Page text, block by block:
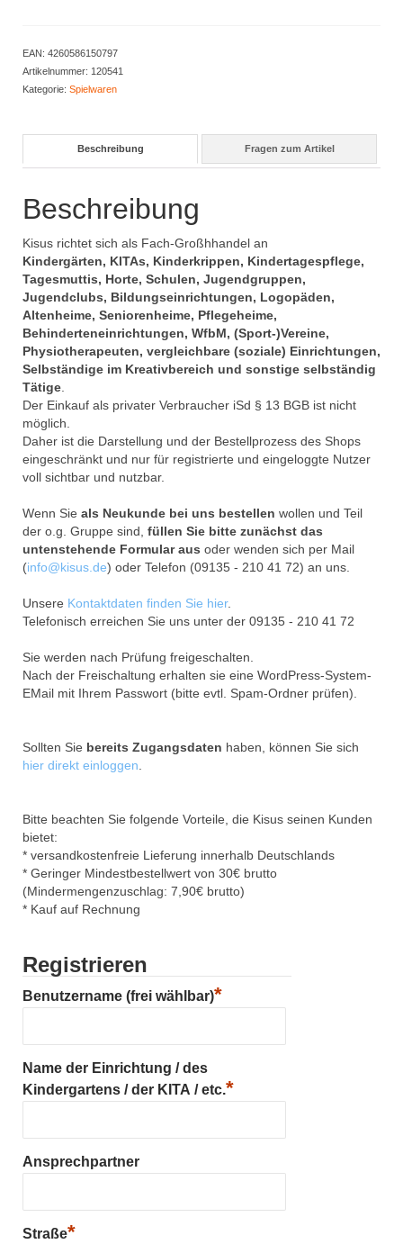
EAN: 4260586150797
Artikelnummer: 120541
Kategorie: Spielwaren
Beschreibung Fragen zum Artikel
Beschreibung
Kisus richtet sich als Fach-Großhhandel an
Kindergärten, KITAs, Kinderkrippen, Kindertagespflege,
Tagesmuttis, Horte, Schulen, Jugendgruppen,
Jugendclubs, Bildungseinrichtungen, Logopäden,
Altenheime, Seniorenheime, Pflegeheime,
Behinderteneinrichtungen, WfbM, (Sport-)Vereine,
Physiotherapeuten, vergleichbare (soziale) Einrichtungen,
Selbständige im Kreativbereich und sonstige selbständig
Tätige
Der Einkauf als privater Verbraucher iSd § 13 BGB ist nicht
möglich.
Daher ist die Darstellung und der Bestellprozess des Shops
eingeschränkt und nur für registrierte und eingeloggte Nutzer
voll sichtbar und nutzbar.
Wenn Sie als Neukunde bei uns bestellen wollen und Teil
der o.g. Gruppe sind, füllen Sie bitte zunächst das
untenstehende Formular aus oder wenden sich per Mail
(info@kisus.de) oder Telefon (09135 - 210 41 72) an uns.
Unsere Kontaktdaten finden Sie hier.
Telefonisch erreichen Sie uns unter der 09135 - 210 41 72
Sie werden nach Prüfung freigeschalten.
Nach der Freischaltung erhalten sie eine WordPress-System-
EMail mit Ihrem Passwort (bitte evtl. Spam-Ordner prüfen).
Sollten Sie bereits Zugangsdaten haben, können Sie sich
hier direkt einloggen
Bitte beachten Sie folgende Vorteile, die Kisus seinen Kunden
bietet:
* versandkostenfreie Lieferung innerhalb Deutschlands
* Geringer Mindestbestellwert von 30€ brutto
(Mindermengenzuschlag: 7,90€ brutto)
* Kauf auf Rechnung
Registrieren
Benutzername (frei wählbar)*
Name der Einrichtung / des
Kindergartens / der KITA / etc.*
Ansprechpartner
Straße*